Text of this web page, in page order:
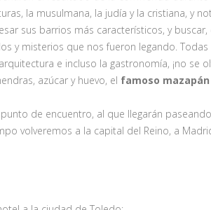
la musulmana, la judía y la cristiana, y
sus barrios más característicos, y
y misterios que nos fueron legando. Todas
e incluso la gastronomía, ¡no se
azúcar y huevo, el famoso mazapán
de encuentro, al que llegarán
volveremos a la capital del Reino, a